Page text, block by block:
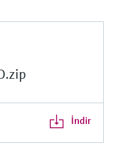
İndir